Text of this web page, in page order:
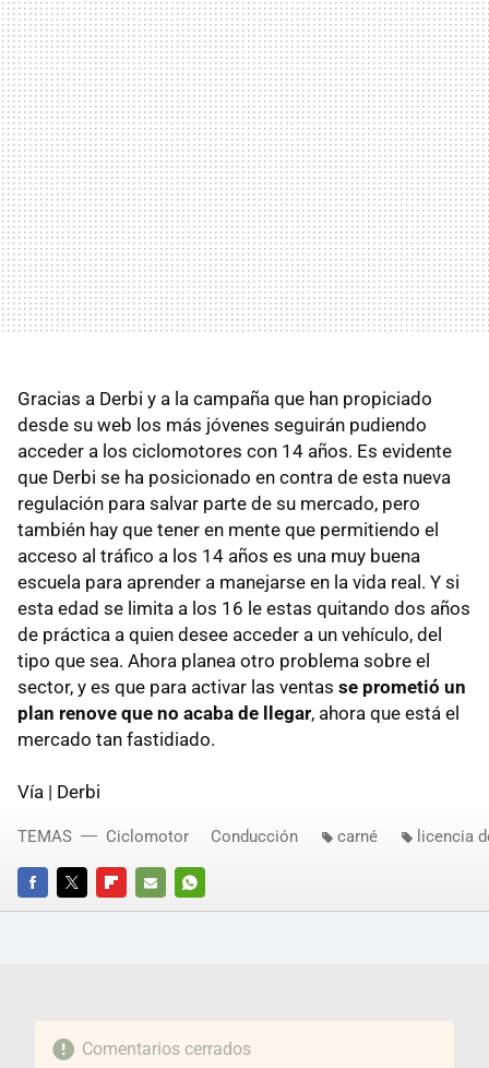
Gracias a Derbi y a la campaña que han propiciado
desde su web los más jóvenes seguirán pudiendo
acceder a los ciclomotores con 14 años. Es evidente
que Derbi se ha posicionado en contra de esta nueva
regulación para salvar parte de su mercado, pero
también hay que tener en mente que permitiendo el
acceso al tráfico a los 14 años es una muy buena
escuela para aprender a manejarse en la vida real. Y si
esta edad se limita a los 16 le estas quitando dos años
de práctica a quien desee acceder a un vehículo, del
tipo que sea. Ahora planea otro problema sobre el
sector, y es que para activar las ventas se prometió un
plan renove que no acaba de llegar, ahora que está el
mercado tan fastidiado.
Vía | Derbi
FACEBOOKTWITTERFLIPBOARD
E-
WHATSAPP
TEMAS Ciclomotor Conducción carné licencia
Comentarios cerrados